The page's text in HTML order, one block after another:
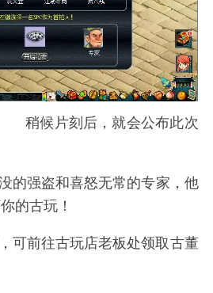
，就会公布此次
强盗和喜怒无常的专家，他
的古玩！
前往古玩店老板处领取古董